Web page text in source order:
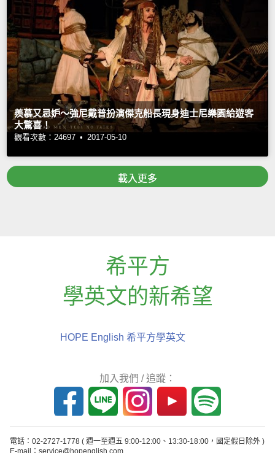
羨慕又忌妒～強尼戴普扮演傑克船長現身迪士尼樂園給遊客
大驚喜！
觀看次數：24697 • 2017-05-10
載入更多
希平方
學英文的新希望
HOPE English 希平方學英文
加入我們 / 追蹤：
電話：02-2727-1778 ( 週一至週五 9:00-12:00、13:30-18:00，國定假日除外 )
E-mail：service@hopenglish.com